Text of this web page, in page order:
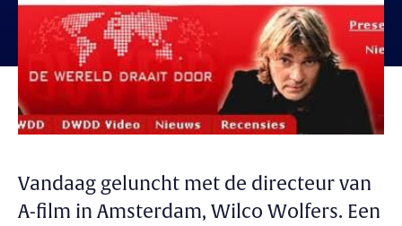
Vandaag geluncht met de directeur van
A-film in Amsterdam, Wilco Wolfers. Een